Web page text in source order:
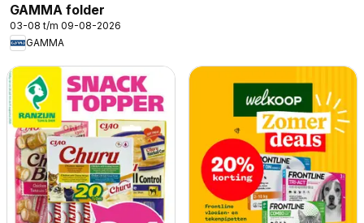
GAMMA folder
03-08 t/m 09-08-2026
GAMMA